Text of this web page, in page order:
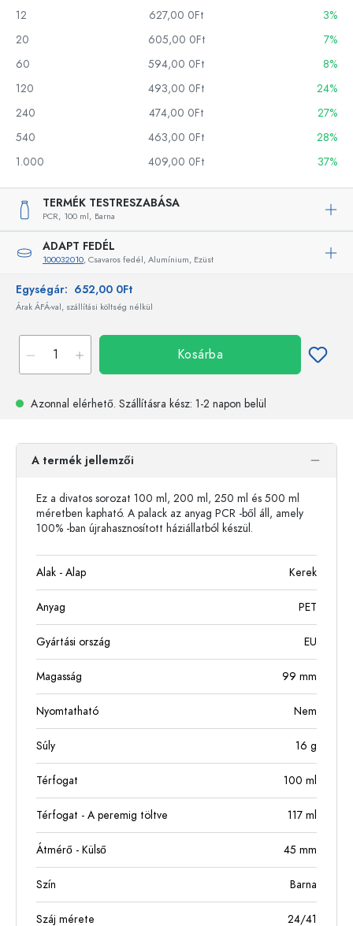
12
627,00 0Ft
3%
20
605,00 0Ft
7%
60
594,00 0Ft
8%
120
493,00 0Ft
24%
240
474,00 0Ft
27%
540
463,00 0Ft
28%
1.000
409,00 0Ft 37%
TERMÉK TESTRESZABÁSA
PCR, 100 ml, Barna
ADAPT FEDÉL
100032010, Csavaros fedél, Alumínium, Ezüst
Egységár: 652,00 0Ft
Árak ÁFÁ-val, szállítási költség nélkül
Kosárba
Azonnal elérhető. Szállításra kész: 1-2 napon belül
A termék jellemzői
Ez a divatos sorozat 100 ml, 200 ml, 250 ml és 500 ml
méretben kapható. A palack az anyag PCR -ből áll, amely
100% -ban újrahasznosított háziállatból készül.
Alak - Alap Kerek
Anyag PET
Gyártási ország EU
Magasság 99 mm
Nyomtatható Nem
Súly 16 g
Térfogat 100 ml
Térfogat - A peremig töltve 117 ml
Átmérő - Külső 45 mm
Szín Barna
Száj mérete 24/41